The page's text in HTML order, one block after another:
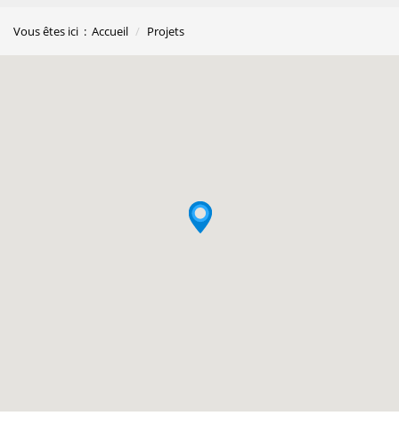
Vous êtes ici : Accueil Projets